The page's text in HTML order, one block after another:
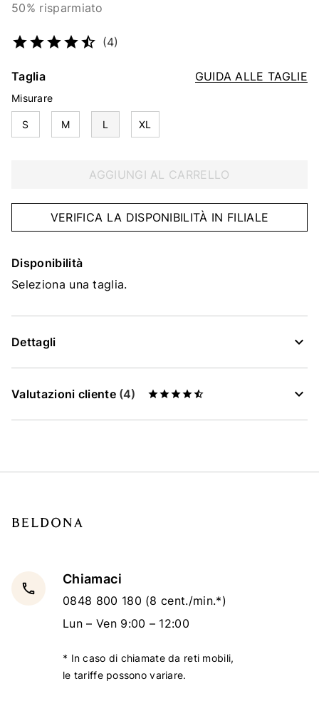
50% risparmiato
(4)
GUIDA ALLE TAGLIE
Taglia
Misurare
S M L XL
AGGIUNGI AL CARRELLO
VERIFICA LA DISPONIBILITÀ IN FILIALE
Disponibilità
Seleziona una taglia.
Dettagli
Valutazioni cliente (4)
local_phone
Chiamaci
0848 800 180 (8 cent./min.*)
Lun – Ven 9:00 – 12:00
* In caso di chiamate da reti mobili,
le tariffe possono variare.